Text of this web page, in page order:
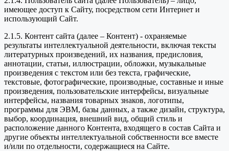
имеющее доступ к Сайту, посредством сети Интернет и
использующий Сайт.
2.1.5. Контент сайта (далее – Контент) - охраняемые
результаты интеллектуальной деятельности, включая тексты
литературных произведений, их названия, предисловия,
аннотации, статьи, иллюстрации, обложки, музыкальные
произведения с текстом или без текста, графические,
текстовые, фотографические, производные, составные и иные
произведения, пользовательские интерфейсы, визуальные
интерфейсы, названия товарных знаков, логотипы,
программы для ЭВМ, базы данных, а также дизайн, структура,
выбор, координация, внешний вид, общий стиль и
расположение данного Контента, входящего в состав Сайта и
другие объекты интеллектуальной собственности все вместе
и/или по отдельности, содержащиеся на Сайте.